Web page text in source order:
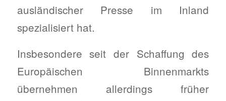
ausländischer Presse im Inland
spezialisiert hat.
Insbesondere seit der Schaffung des
Europäischen Binnenmarkts
übernehmen allerdings früher